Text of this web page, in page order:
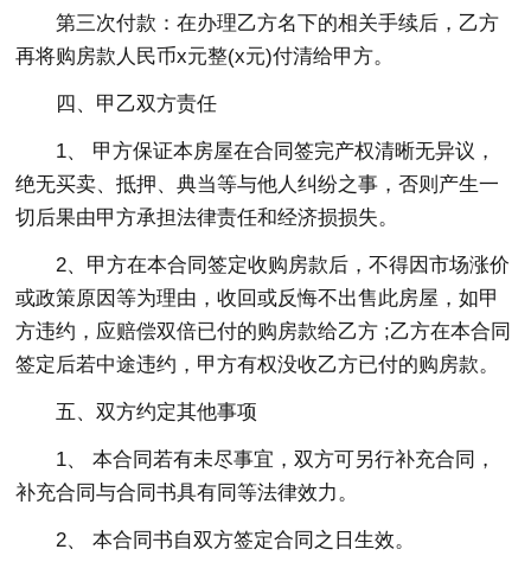
第三次付款：在办理乙方名下的相关手续后，乙方
再将购房款人民币x元整(x元)付清给甲方。
四、甲乙双方责任
1、 甲方保证本房屋在合同签完产权清晰无异议，
绝无买卖、抵押、典当等与他人纠纷之事，否则产生一
切后果由甲方承担法律责任和经济损损失。
2、甲方在本合同签定收购房款后，不得因市场涨价
或政策原因等为理由，收回或反悔不出售此房屋，如甲
方违约，应赔偿双倍已付的购房款给乙方 ;乙方在本合同
签定后若中途违约，甲方有权没收乙方已付的购房款。
五、双方约定其他事项
1、 本合同若有未尽事宜，双方可另行补充合同，
补充合同与合同书具有同等法律效力。
2、 本合同书自双方签定合同之日生效。